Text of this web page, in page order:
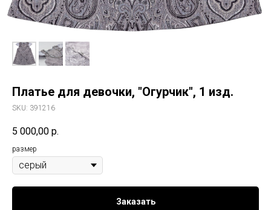
Платье для девочки, "Огурчик", 1 изд.
SKU: 391216
5 000,00 р.
размер
Заказать